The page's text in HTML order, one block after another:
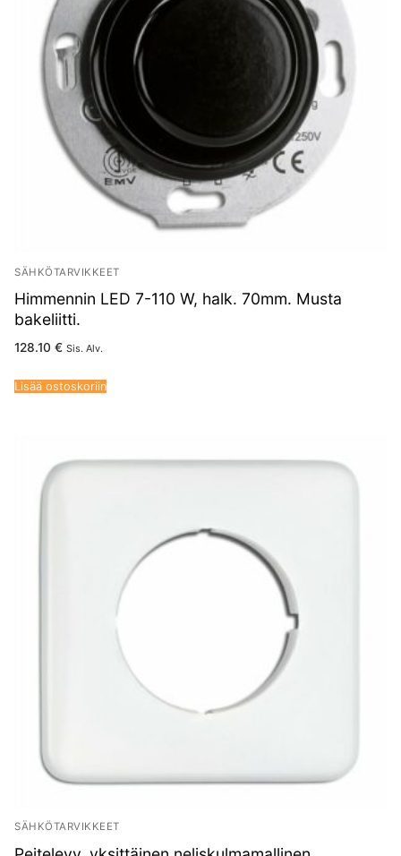
SÄHKÖTARVIKKEET
Himmennin LED 7-110 W, halk. 70mm. Musta
bakeliitti.
128.10 € Sis. Alv.
Lisää ostoskoriin
SÄHKÖTARVIKKEET